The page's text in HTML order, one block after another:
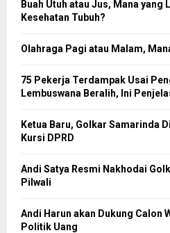
Buah Utuh atau Jus, Mana yang
Kesehatan Tubuh?
Olahraga Pagi atau Malam,
75 Pekerja Terdampak Usai
Lembuswana Beralih, Ini
Ketua Baru, Golkar Samarinda
Kursi DPRD
Andi Satya Resmi Nakhodai
Pilwali
Andi Harun akan Dukung Calon
Politik Uang